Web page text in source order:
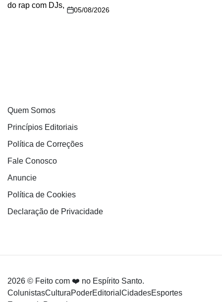
05/08/2026
Quem Somos
Princípios Editoriais
Política de Correções
Fale Conosco
Anuncie
Política de Cookies
Declaração de Privacidade
2026 © Feito com ❤️ no Espírito Santo.
ColunistasCulturaPoderEditorial CidadesEsportes